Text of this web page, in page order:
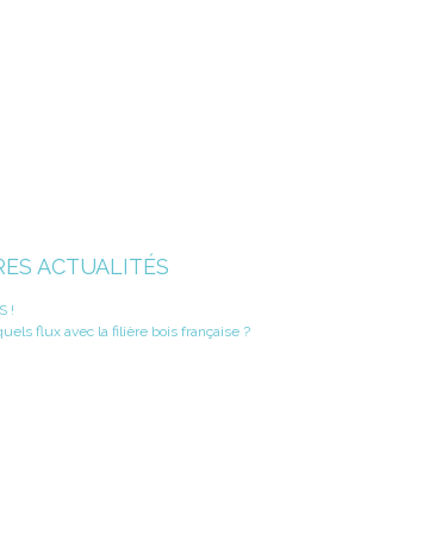
ACTUALITÉS
!
flux avec la filière bois française ?